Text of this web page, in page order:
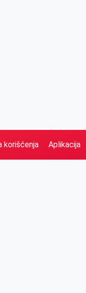
korišćenja Aplikacija